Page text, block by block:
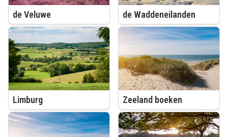
de Veluwe de Waddeneilanden
Limburg Zeeland boeken